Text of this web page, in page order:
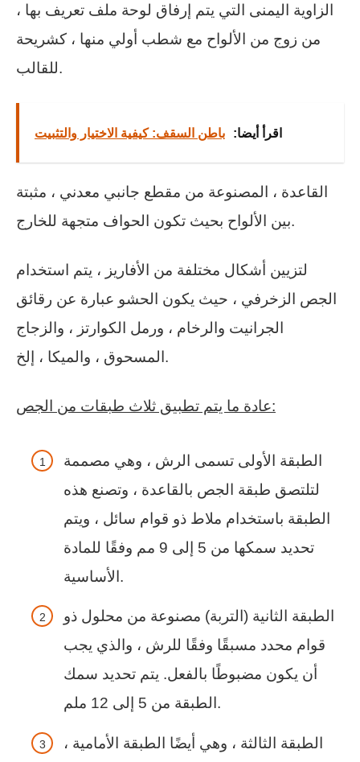
الزاوية اليمنى التي يتم إرفاق لوحة ملف تعريف بها ،
من زوج من الألواح مع شطب أولي منها ، كشريحة
للقالب.
اقرأ أيضا: باطن السقف: كيفية الاختيار والتثبيت
القاعدة ، المصنوعة من مقطع جانبي معدني ، مثبتة
بين الألواح بحيث تكون الحواف متجهة للخارج.
لتزيين أشكال مختلفة من الأفاريز ، يتم استخدام
الجص الزخرفي ، حيث يكون الحشو عبارة عن رقائق
الجرانيت والرخام ، ورمل الكوارتز ، والزجاج
المسحوق ، والميكا ، إلخ.
عادة ما يتم تطبيق ثلاث طبقات من الجص:
الطبقة الأولى تسمى الرش ، وهي مصممة
لتلتصق طبقة الجص بالقاعدة ، وتصنع هذه
الطبقة باستخدام ملاط ​​ذو قوام سائل ، ويتم
تحديد سمكها من 5 إلى 9 مم وفقًا للمادة
الأساسية.
الطبقة الثانية (التربة) مصنوعة من محلول ذو
قوام محدد مسبقًا وفقًا للرش ، والذي يجب
أن يكون مضبوطًا بالفعل. يتم تحديد سمك
الطبقة من 5 إلى 12 ملم.
الطبقة الثالثة ، وهي أيضًا الطبقة الأمامية ،